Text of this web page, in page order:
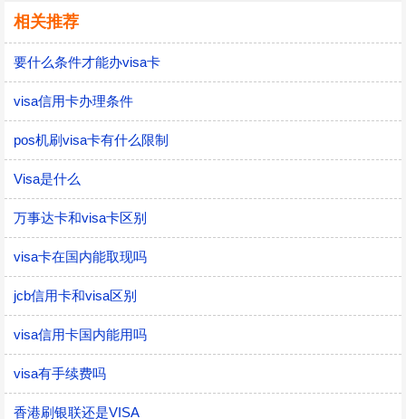
相关推荐
要什么条件才能办visa卡
visa信用卡办理条件
pos机刷visa卡有什么限制
Visa是什么
万事达卡和visa卡区别
visa卡在国内能取现吗
jcb信用卡和visa区别
visa信用卡国内能用吗
visa有手续费吗
香港刷银联还是VISA